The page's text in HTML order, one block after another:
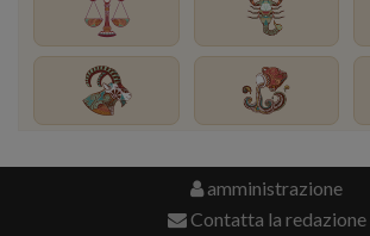
amministrazione
Contatta la redazione